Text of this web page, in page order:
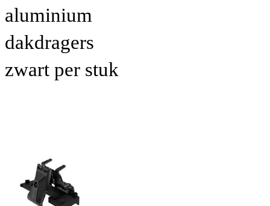
aluminium
dakdragers
zwart per stuk